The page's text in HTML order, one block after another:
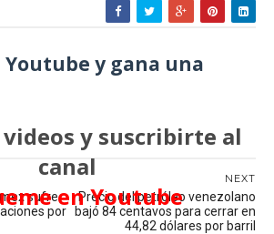
Youtube y gana una
videos y suscribirte al
canal
en Youtube
NEXT
Precio del petróleo venezolano
bajó 84 centavos para cerrar en
44,82 dólares por barril
sufre
por